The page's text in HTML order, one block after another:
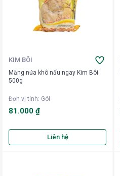
KIM BÔI
Măng nứa khô nấu ngay Kim Bôi
500g
Đơn vị tính: Gói
81.000 ₫
Liên hệ